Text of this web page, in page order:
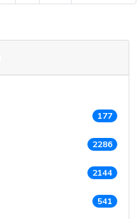
177
2286
2144
541